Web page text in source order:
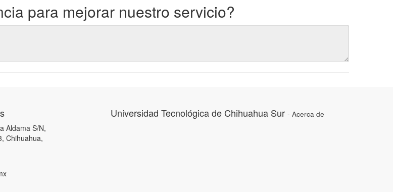
para mejorar nuestro servicio?
Aldama S/N,
Chihuahua,
Universidad Tecnológica de Chihuahua Sur - Acerca de